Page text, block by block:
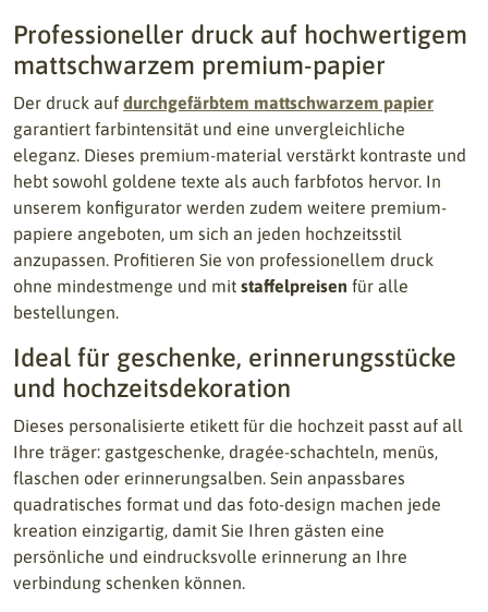
Professioneller druck auf hochwertigem
mattschwarzem premium-papier
Der druck auf durchgefärbtem mattschwarzem papier
garantiert farbintensität und eine unvergleichliche
eleganz. Dieses premium-material verstärkt kontraste und
hebt sowohl goldene texte als auch farbfotos hervor. In
unserem konfigurator werden zudem weitere premium-
papiere angeboten, um sich an jeden hochzeitsstil
anzupassen. Profitieren Sie von professionellem druck
ohne mindestmenge und mit staffelpreisen für alle
bestellungen.
Ideal für geschenke, erinnerungsstücke
und hochzeitsdekoration
Dieses personalisierte etikett für die hochzeit passt auf all
Ihre träger: gastgeschenke, dragée-schachteln, menüs,
flaschen oder erinnerungsalben. Sein anpassbares
quadratisches format und das foto-design machen jede
kreation einzigartig, damit Sie Ihren gästen eine
persönliche und eindrucksvolle erinnerung an Ihre
verbindung schenken können.